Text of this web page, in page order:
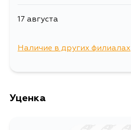
17 августа
Наличие в других филиалах
г. Владивосток,
Уценка